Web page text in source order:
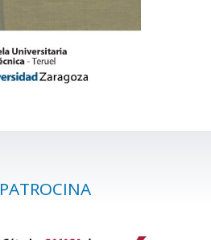
PATROCINA